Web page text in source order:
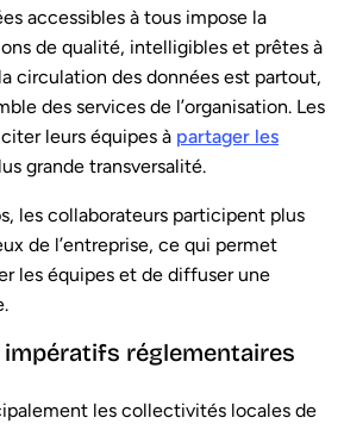
accessibles à tous impose la
de qualité, intelligibles et prêtes à
circulation des données est partout,
des services de l’organisation. Les
leurs équipes à partager les
grande transversalité.
les collaborateurs participent plus
de l’entreprise, ce qui permet
les équipes et de diffuser une
impératifs réglementaires
les collectivités locales de